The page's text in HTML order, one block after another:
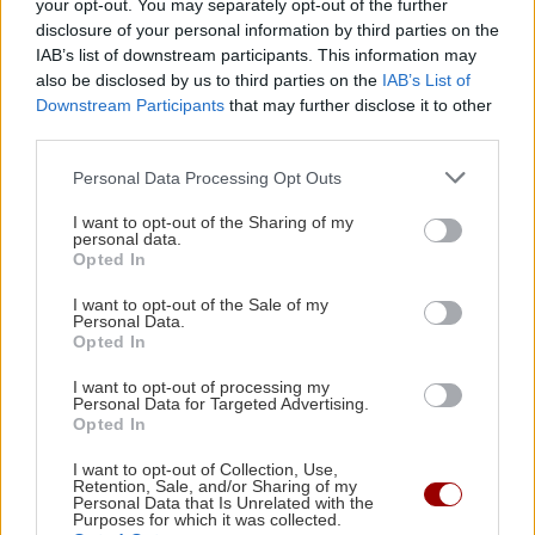
your opt-out. You may separately opt-out of the further
disclosure of your personal information by third parties on the
IAB’s list of downstream participants. This information may
also be disclosed by us to third parties on the IAB’s List of
Downstream Participants that may further disclose it to other
Personal Data Processing Opt Outs
I want to opt-out of the Sharing of my
personal data.
Opted In
I want to opt-out of the Sale of my
Personal Data.
Opted In
I want to opt-out of processing my
Personal Data for Targeted Advertising.
Opted In
I want to opt-out of Collection, Use,
Retention, Sale, and/or Sharing of my
Personal Data that Is Unrelated with the
Purposes for which it was collected.
Ακολουθήστε το ekriti.gr στοGoogle News
μάθετε πρώτοι όλες τις ειδήσεις για την Κρήτη
και όχι μόνο.
Κορωνοϊός Που
Παγκόσμιος Οργανισμός Υγείας
Κινα
ουχάν
ΡΟΗ ΕΙΔΗΣΕΩΝ
ΠΑΟΚ – Άντερλεχτ στις 21:00: Για το
προβάδισμα πρόκρισης στα πλέι οφ του Europa
League